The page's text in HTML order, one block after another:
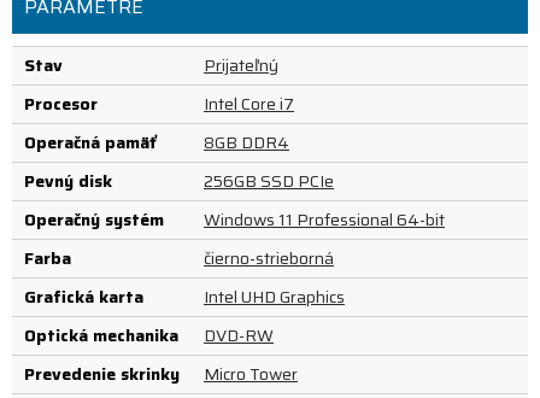
PARAMETRE
Stav
Prijateľný
Procesor
Intel Core i7
Operačná pamäť
8GB DDR4
Pevný disk
256GB SSD PCIe
Operačný systém
Windows 11 Professional 64-bit
Farba
čierno-strieborná
Grafická karta
Intel UHD Graphics
Optická mechanika
DVD-RW
Prevedenie skrinky
Micro Tower